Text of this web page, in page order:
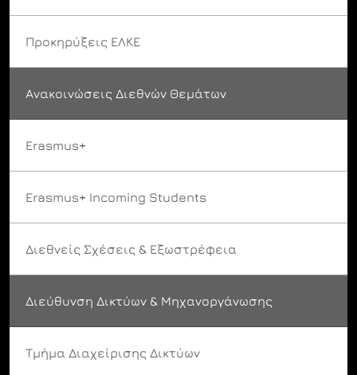
Προκηρύξεις ΕΛΚΕ
Ανακοινώσεις Διεθνών Θεμάτων
Erasmus+
Erasmus+ Incoming Students
Διεθνείς Σχέσεις & Εξωστρέφεια
Διεύθυνση Δικτύων & Μηχανοργάνωσης
Τμήμα Διαχείρισης Δικτύων